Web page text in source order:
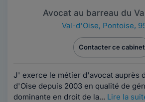
Avocat au barreau du
Val-d'Oise, Pontoise,
Contacter ce cabinet
J' exerce le métier d'avocat auprès
d'Oise depuis 2003 en qualité de
dominante en droit de la... Lire la